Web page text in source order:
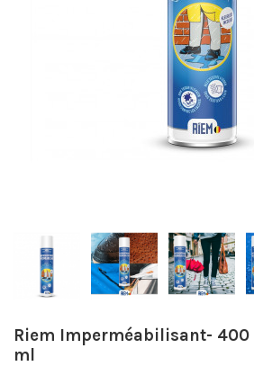
Riem Imperméabilisant- 400
ml